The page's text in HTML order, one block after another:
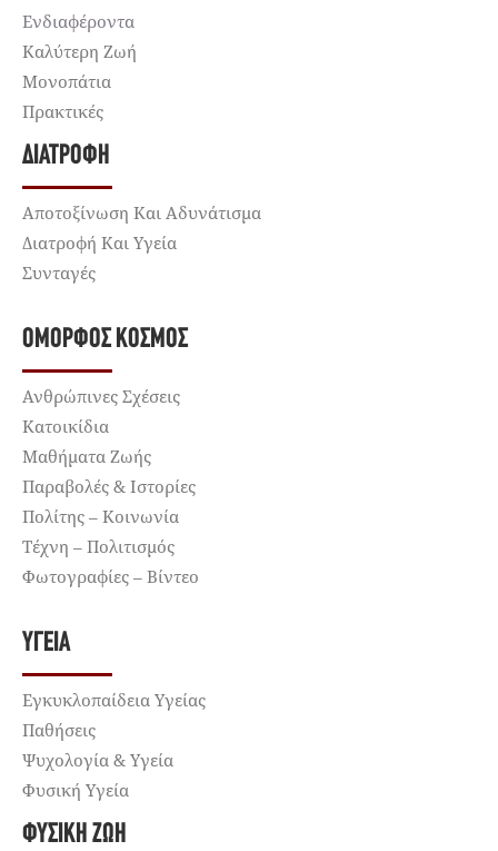
Ενδιαφέροντα
Καλύτερη Ζωή
Μονοπάτια
Πρακτικές
ΔΙΑΤΡΟΦΉ
Αποτοξίνωση Και Αδυνάτισμα
Διατροφή Και Υγεία
Συνταγές
ΌΜΟΡΦΟΣ ΚΌΣΜΟΣ
Ανθρώπινες Σχέσεις
Κατοικίδια
Μαθήματα Ζωής
Παραβολές & Ιστορίες
Πολίτης – Κοινωνία
Τέχνη – Πολιτισμός
Φωτογραφίες – Βίντεο
ΥΓΕΊΑ
Εγκυκλοπαίδεια Υγείας
Παθήσεις
Ψυχολογία & Υγεία
Φυσική Υγεία
ΦΥΣΙΚΉ ΖΩΉ